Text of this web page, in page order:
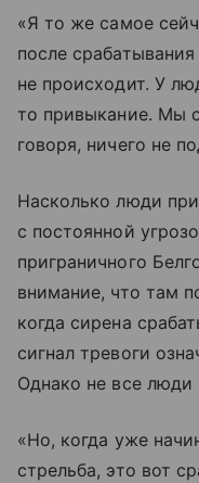
«Я то же самое
после
не происходит. У
то привыкание. Мы
говоря, ничего не
Насколько люди
с постоянной
приграничного
внимание, что там
когда сирена
сигнал тревоги
Однако не все люди
«Но, когда уже
стрельба, это вот